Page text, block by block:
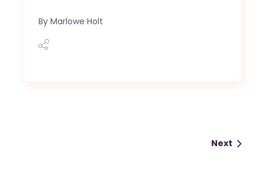
By Marlowe Holt
Next